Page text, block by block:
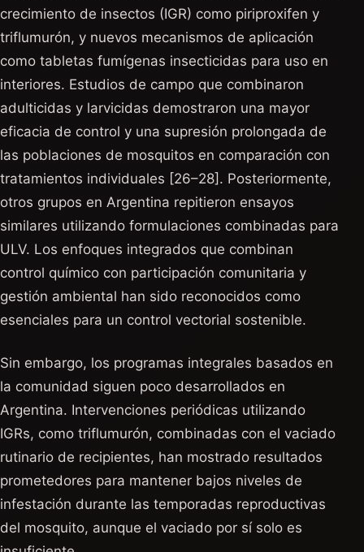
crecimiento de insectos (IGR) como piriproxifen y
triflumurón, y nuevos mecanismos de aplicación
como tabletas fumígenas insecticidas para uso en
interiores. Estudios de campo que combinaron
adulticidas y larvicidas demostraron una mayor
eficacia de control y una supresión prolongada de
las poblaciones de mosquitos en comparación con
tratamientos individuales [26–28]. Posteriormente,
otros grupos en Argentina repitieron ensayos
similares utilizando formulaciones combinadas para
ULV. Los enfoques integrados que combinan
control químico con participación comunitaria y
gestión ambiental han sido reconocidos como
esenciales para un control vectorial sostenible.
Sin embargo, los programas integrales basados en
la comunidad siguen poco desarrollados en
Argentina. Intervenciones periódicas utilizando
IGRs, como triflumurón, combinadas con el vaciado
rutinario de recipientes, han mostrado resultados
prometedores para mantener bajos niveles de
infestación durante las temporadas reproductivas
del mosquito, aunque el vaciado por sí solo es